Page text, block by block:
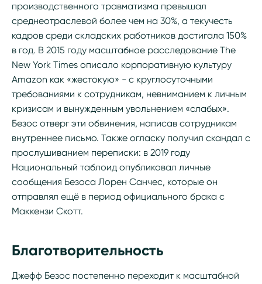
производственного травматизма превышал
среднеотраслевой более чем на 30%, а текучесть
кадров среди складских работников достигала 150%
в год. В 2015 году масштабное расследование The
New York Times описало корпоративную культуру
Amazon как «жестокую» - с круглосуточными
требованиями к сотрудникам, невниманием к личным
кризисам и вынужденным увольнением «слабых».
Безос отверг эти обвинения, написав сотрудникам
внутреннее письмо. Также огласку получил скандал с
прослушиванием переписки: в 2019 году
Национальный таблоид опубликовал личные
сообщения Безоса Лорен Санчес, которые он
отправлял ещё в период официального брака с
Маккензи Скотт.
Благотворительность
Джефф Безос постепенно переходит к масштабной